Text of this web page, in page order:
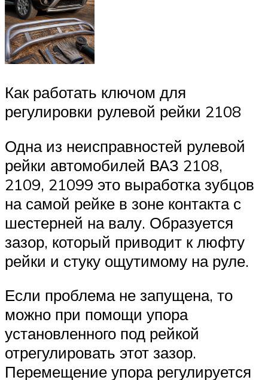
Как работать ключом для
регулировки рулевой рейки 2108
Одна из неисправностей рулевой
рейки автомобилей ВАЗ 2108,
2109, 21099 это выработка зубцов
на самой рейке в зоне контакта с
шестерней на валу. Образуется
зазор, который приводит к люфту
рейки и стуку ощутимому на руле.
Если проблема не запущена, то
можно при помощи упора
установленного под рейкой
отрегулировать этот зазор.
Перемещение упора регулируется